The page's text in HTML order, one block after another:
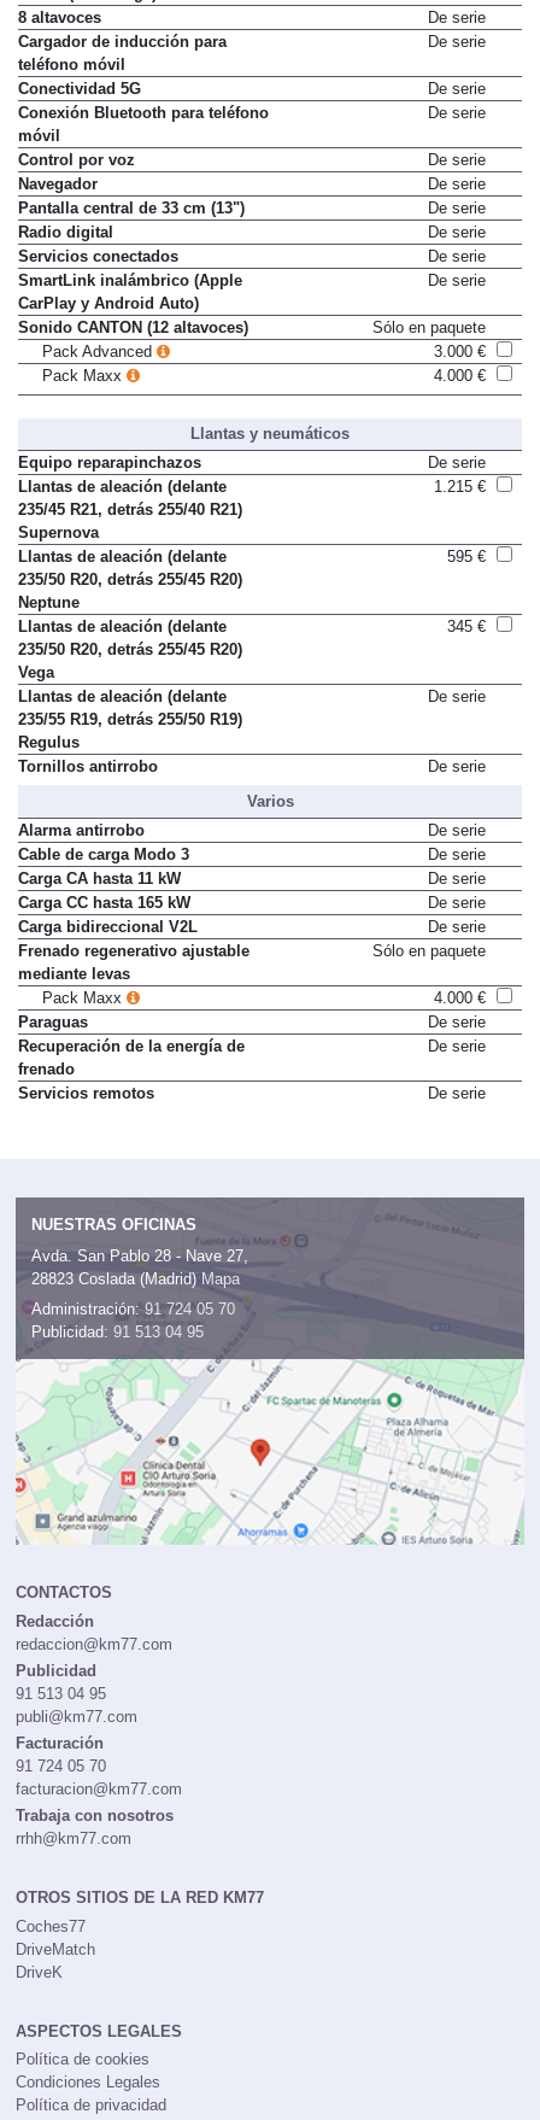
detrás (solo carga)
8 altavoces
De serie
Cargador de inducción para
teléfono móvil
Conectividad 5G
De serie
Conexión Bluetooth para teléfono
móvil
Control por voz
De serie
Navegador
De serie
Pantalla central de 33 cm (13")
De serie
Radio digital
De serie
Servicios conectados
De serie
SmartLink inalámbrico (Apple
CarPlay y Android Auto)
Sonido CANTON (12 altavoces)
Sólo en paquete
Pack Advanced
3.000 €
Pack Maxx
4.000 €
Llantas y neumáticos
Equipo reparapinchazos
De serie
Llantas de aleación (delante
235/45 R21, detrás 255/40 R21)
Supernova
Llantas de aleación (delante
235/50 R20, detrás 255/45 R20)
Neptune
Llantas de aleación (delante
235/50 R20, detrás 255/45 R20)
Vega
Llantas de aleación (delante
235/55 R19, detrás 255/50 R19)
Regulus
Varios
Alarma antirrobo
De serie
Cable de carga Modo 3
De serie
Carga CA hasta 11 kW
De serie
Carga CC hasta 165 kW
De serie
Carga bidireccional V2L
De serie
Frenado regenerativo ajustable
mediante levas
Pack Maxx
4.000 €
Paraguas
De serie
Recuperación de la energía de
frenado
NUESTRAS OFICINAS
Avda. San Pablo 28 - Nave 27,
28823 Coslada (Madrid)
Mapa
Administración:91 724 05 70
Publicidad:
CONTACTOS
Redacción
redaccion@km77.com
Publicidad
91 513 04 95
publi@km77.com
Facturación
91 724 05 70
facturacion@km77.com
Trabaja con nosotros
OTROS SITIOS DE LA RED KM77
Coches77
DriveMatch
ASPECTOS LEGALES
Política de cookies
Condiciones Legales